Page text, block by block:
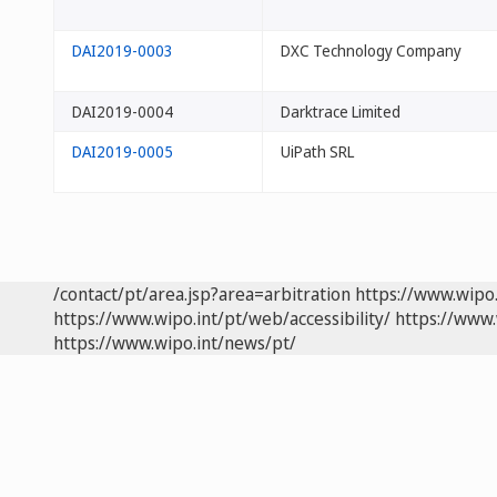
DAI2019-0003 DXC Technology Company
DAI2019-0004
Darktrace Limited
DAI2019-0005
UiPath SRL
/contact/pt/area.jsp?area=arbitration https://
https://www.wipo.int/pt/web/accessibility/ https://
https://www.wipo.int/news/pt/